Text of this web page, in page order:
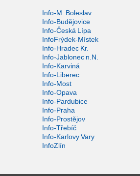
Info-M. Boleslav
Info-Budějovice
Info-Česká Lípa
InfoFrýdek-Místek
Info-Hradec Kr.
Info-Jablonec n.N.
Info-Karviná
Info-Liberec
Info-Most
Info-Opava
Info-Pardubice
Info-Praha
Info-Prostějov
Info-Třebíč
Info-Karlovy Vary
InfoZlín